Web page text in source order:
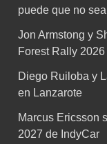
puede que no
Jon Armstong y
Forest Rally 2026
Diego Ruiloba y
en Lanzarote
Marcus Ericsson
2027 de IndyCar